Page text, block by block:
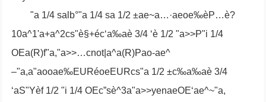
"a 1/4 salb°"a 1/4 sa 1/2 ±ae~a…·aeoe‰èP…è?
10a^1'a+a^2cs"è§+éc‘a‰aè 3/4 ‘è 1/2 "a>>P"i 1/4
OEa(R)f"a,"a>>…cnot|a^a(R)Pao-ae^
–"a,a"aooae‰EURéoeEURcs"a 1/2 ±c‰a‰aè 3/4
‘aS"Yèf 1/2 "i 1/4 OEc”sè^3a"a>>yenaeOE‘ae^~"a,